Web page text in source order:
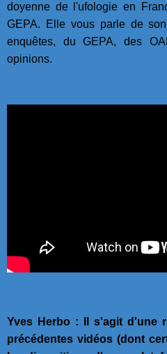
doyenne de l'ufologie en
GEPA. Elle vous parle de
enquêtes, du GEPA, des
opinions.
Yves Herbo : Il s'agit d'une
précédentes vidéos (dont